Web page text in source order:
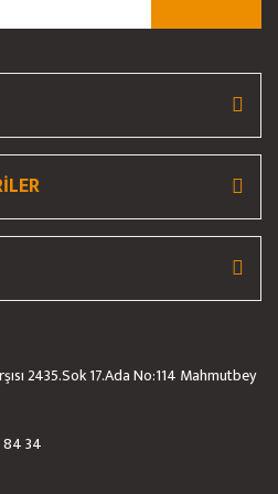
2435.Sok 17.Ada No:114 Mahmutbey
34